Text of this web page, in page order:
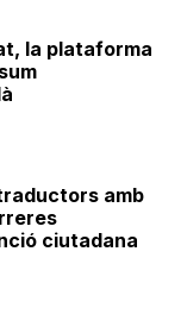
la plataforma
amb
ciutadana